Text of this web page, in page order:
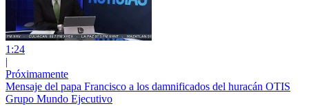
1:24
|
Próximamente
Mensaje del papa Francisco a los damnificados del huracán OTIS
Grupo Mundo Ejecutivo